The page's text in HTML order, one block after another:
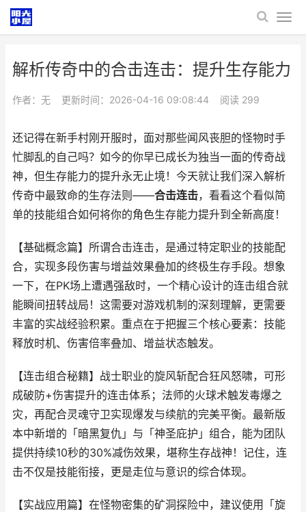
解析传奇中的合击连击：提升生存能力
作者：无 更新时间：2026-04-16 09:08:44 阅读 299
还记得在新手村刚开服时，面对那些闻风丧胆的怪物时手
忙脚乱的自己吗？如今的你早已成长为独当一面的传奇战
神，但生存能力的提升永无止境！今天就让我们深入解析
传奇中最致命的生存法则——合击连击，看看这个看似简
单的技能组合如何将你的角色生存能力提升到全新高度！
【基础概念篇】 所谓合击连击，是通过特定职业的技能配
合，实现多段伤害与增益效果叠加的终极生存手段。想象
一下，在PK场上遭遇强敌时，一个精心设计的连击组合就
能瞬间扭转战局！这需要对游戏机制的深刻理解，更需要
丰富的实战经验积累。重点在于把握三个核心要素：技能
释放时机、伤害倍率叠加、增益状态触发。
【连击组合秘籍】 战士职业的旋风斩配合狂风怒啸，可形
成破防+伤害提升的连击体系；法师的火球术触发毒爆之
灾，再配合灵魂守卫实现爆发与续航的完美平衡。最新版
本中新增的「暗黑复仇」与「神圣庇护」组合，能为团队
提供持续10秒的30%减伤效果，堪称生存战神！记住，连
击不仅是技能衔接，更是走位与意识的综合体现。
【实战应用篇】 在怪物密集的矿洞探险中，建议使用「旋